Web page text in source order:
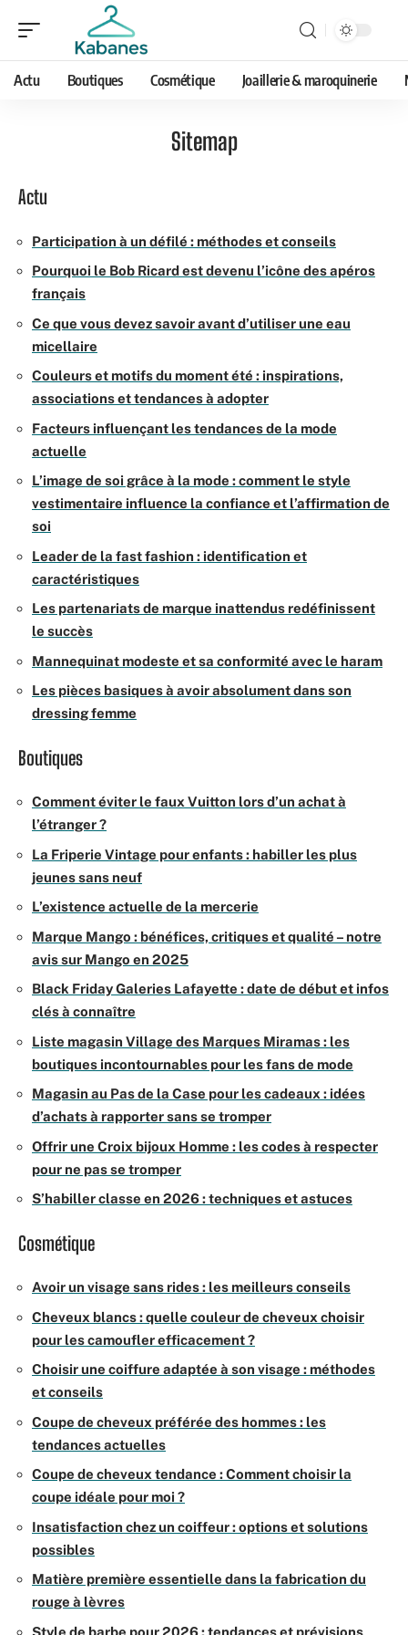
Actu Boutiques Cosmétique Joaillerie & maroquinerie
Sitemap
Actu
Participation à un défilé : méthodes et conseils
Pourquoi le Bob Ricard est devenu l’icône des apéros
français
Ce que vous devez savoir avant d’utiliser une eau
micellaire
Couleurs et motifs du moment été : inspirations,
associations et tendances à adopter
Facteurs influençant les tendances de la mode
actuelle
L’image de soi grâce à la mode : comment le style
vestimentaire influence la confiance et l’affirmation de
soi
Leader de la fast fashion : identification et
caractéristiques
Les partenariats de marque inattendus redéfinissent
le succès
Mannequinat modeste et sa conformité avec le haram
Les pièces basiques à avoir absolument dans son
dressing femme
Boutiques
Comment éviter le faux Vuitton lors d’un achat à
l’étranger ?
La Friperie Vintage pour enfants : habiller les plus
jeunes sans neuf
L’existence actuelle de la mercerie
Marque Mango : bénéfices, critiques et qualité – notre
avis sur Mango en 2025
Black Friday Galeries Lafayette : date de début et infos
clés à connaître
Liste magasin Village des Marques Miramas : les
boutiques incontournables pour les fans de mode
Magasin au Pas de la Case pour les cadeaux : idées
d’achats à rapporter sans se tromper
Offrir une Croix bijoux Homme : les codes à respecter
pour ne pas se tromper
S’habiller classe en 2026 : techniques et astuces
Cosmétique
Avoir un visage sans rides : les meilleurs conseils
Cheveux blancs : quelle couleur de cheveux choisir
pour les camoufler efficacement ?
Choisir une coiffure adaptée à son visage : méthodes
et conseils
Coupe de cheveux préférée des hommes : les
tendances actuelles
Coupe de cheveux tendance : Comment choisir la
coupe idéale pour moi ?
Insatisfaction chez un coiffeur : options et solutions
possibles
Matière première essentielle dans la fabrication du
rouge à lèvres
Style de barbe pour 2026 : tendances et prévisions